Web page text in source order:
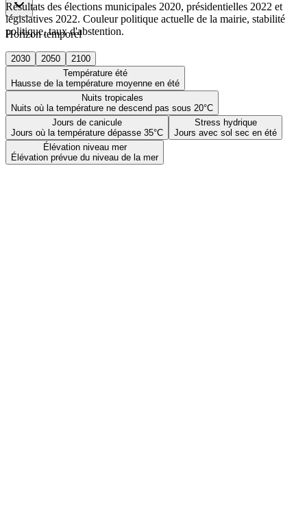
Horizon temporel
2030 2050
2100
Température été
Hausse de la température moyenne en été
Nuits tropicales
Nuits où la température ne descend pas sous 20°C
Jours de canicule
Jours où la température dépasse 35°C
Stress hydrique
Jours avec sol sec en été
Élévation niveau mer
Élévation prévue du niveau de la mer
Résultats des élections municipales 2020, présidentielles 2022 et
législatives 2022. Couleur politique actuelle de la mairie, stabilité
politique, taux d'abstention.